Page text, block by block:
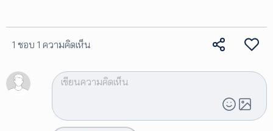
1 ชอบ 1 ความคิดเห็น